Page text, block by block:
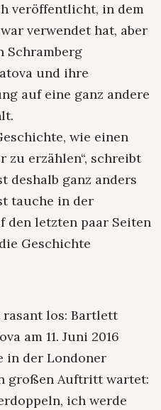
veröffentlicht, in dem
verwendet hat, aber
Schramberg
und ihre
auf eine ganz andere
wie einen
erzählen“, schreibt
deshalb ganz anders
tauche in der
den letzten paar Seiten
Geschichte
los: Bartlett
am 11. Juni 2016
in der Londoner
großen Auftritt wartet:
ich werde